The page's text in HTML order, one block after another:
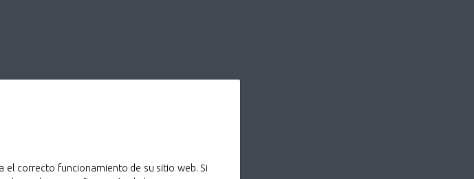
el correcto funcionamiento de su sitio web. Si